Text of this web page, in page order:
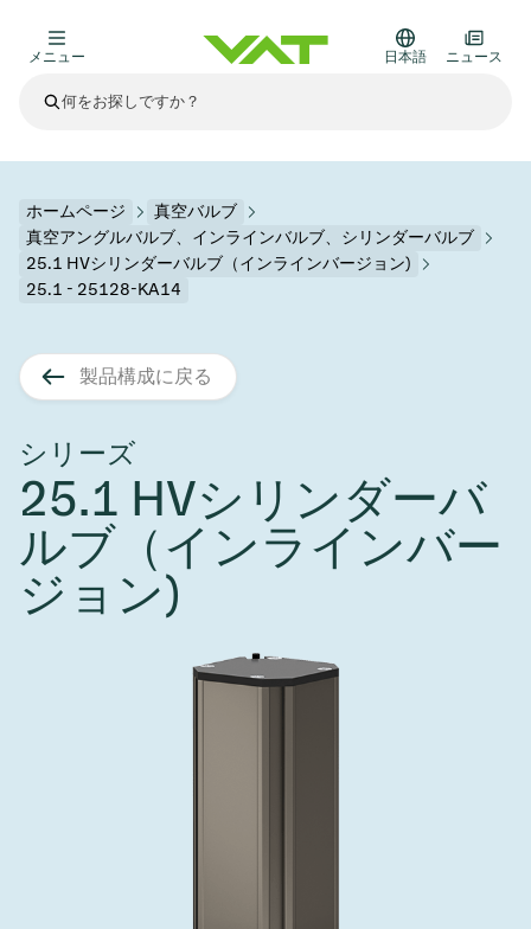
ニュース
9月 17, 2026 イベント情報
Semicon India 2026で精密技術を追求
し、進歩を支えます。
9月 2,
日本語
メニュー
真空バルブ
真空コントロールバルブ
真空アイソレーションバルブ
真空ゲートバルブ
真空アングルバルブ、インラインバルブ、シリンダーバル
ブ
モーションコンポーネント
VATエッジ溶接メタルベローズ
真空モジュール
かいけつさく
半導体製造
プロセスコントロールとアイソレーション
サブファブシステム
ディスプレイ製造
ディスプレイのドライエッチング
スパッタリング
薄膜封止(CVD)
OLED 蒸着
イオン注入
科学機器と医学
科学機器
コーティング
産業分野
真空炉
バッテリー製造
結晶成長
真空乾燥
太陽電池薄膜の蒸着
サブファブシステム
宇宙シミュレーション
高エネルギー物理学
アップグレード＆レトロフィットソリューション
スペアパーツ
標準修理サービス
固定価格修理サービス
VATサービスセンター
企業責任
インベストリレーションズ
Financial reports
Presentations
Shares and debt
コーポレートガバナンス
General Meeting
キャリア
サプライチェーンマネジメント
ホームページ
真空バルブ
真空アングルバルブ、インラインバルブ、シリンダーバルブ
25.1 HVシリンダーバルブ（インラインバージョン)
25.1 - 25128-KA14
製品構成に戻る
シリーズ
25.1 HVシリンダーバ
ルブ（インラインバー
ジョン)